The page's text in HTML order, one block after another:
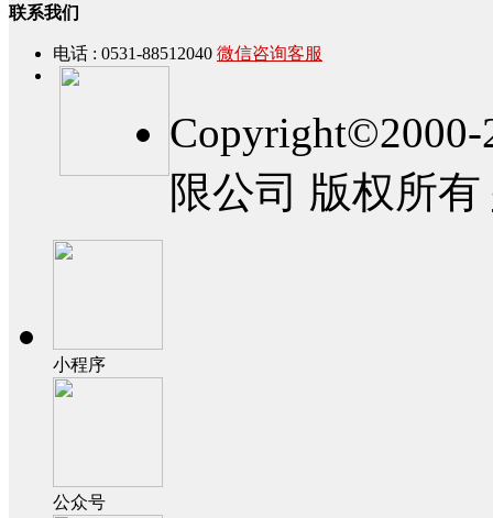
联系我们
电话 : 0531-88512040 微信咨询客服
限公司 版权所有
小程序
公众号